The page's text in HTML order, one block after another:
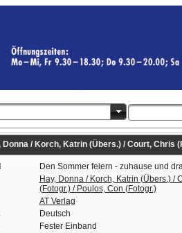
/ Korch, Katrin (Übers.) / Court, Chris
Den Sommer feiern - zuhause und
Hay, Donna / Korch, Katrin (Übers.) /
(Fotogr.) / Poulos, Con (Fotogr.)
AT Verlag
Deutsch
Fester Einband